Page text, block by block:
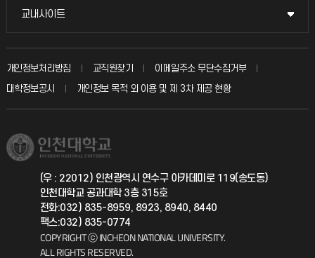
입학안내
취업정보(학생)
칭찬마당
학생서비스 지킴이
국방헬프콜
총동문회
교내사이트
교내사이트
교수회
교육혁신본부
국제지원과
공자아카데미
기초교육원
개인정보처리방침 교직원찾기
이메일주소 무단수집거부
대학정보공시
개인정보 목적 외 이용 및 제 3차 제공 현황
(우 : 22012) 인천광역시 연수구 아카데미로 119(송도동)
인천대학교 공과대학 3층 315호
전화:032) 835-8959, 8923, 8940, 8440
팩스:032) 835-0774
COPYRIGHT ⓒ INCHEON NATIONAL UNIVERSITY.
ALL RIGHTS RESERVED.